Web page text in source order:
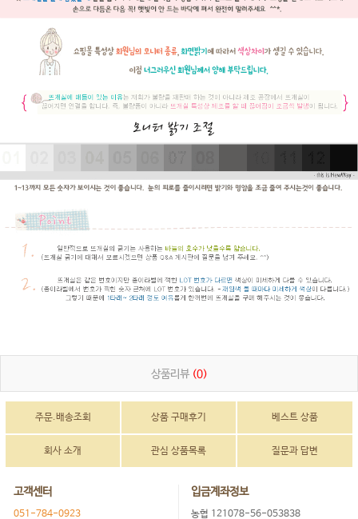
상품리뷰 (0)
주문.배송조회 상품 구매후기 베스트 상품
회사 소개 관심 상품목록 질문과 답변
고객센터
051-784-0923
입금계좌정보
농협 121078-56-053838